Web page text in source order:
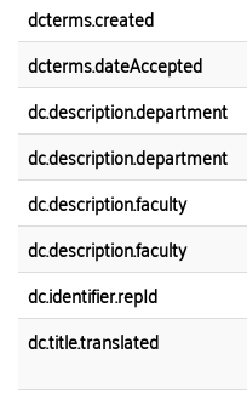
dcterms.created
dcterms.dateAccepted
dc.description.department
dc.description.department
dc.description.faculty
dc.description.faculty
dc.identifier.repId
dc.title.translated